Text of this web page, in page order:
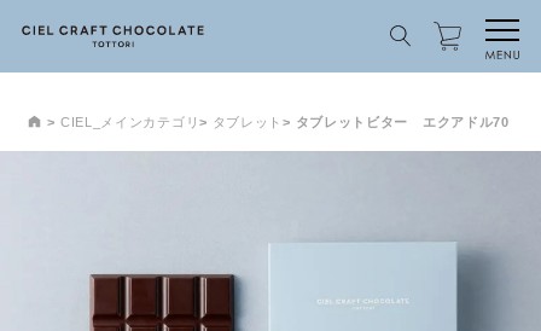
CIEL_メインカテゴリ タブレット タブレットビター エクアドル70